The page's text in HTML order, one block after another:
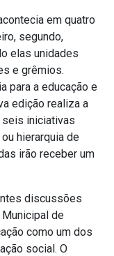
em quatro
segundo,
elas unidades
e grêmios.
para a educação e
edição realiza a
iniciativas
hierarquia de
irão receber um
discussões
de
como um dos
social. O